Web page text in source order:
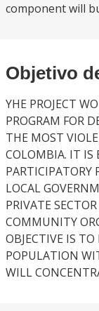
component will
Objetivo
YHE PROJECT
PROGRAM FOR
THE MOST
COLOMBIA. IT IS
PARTICIPATORY
LOCAL
PRIVATE
COMMUNITY
OBJECTIVE IS
POPULATION
WILL